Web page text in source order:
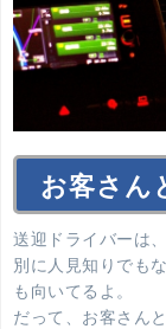
お客さん
送迎ドライバーは、
別に人見知りでも
も向いてるよ。
だって、お客さん